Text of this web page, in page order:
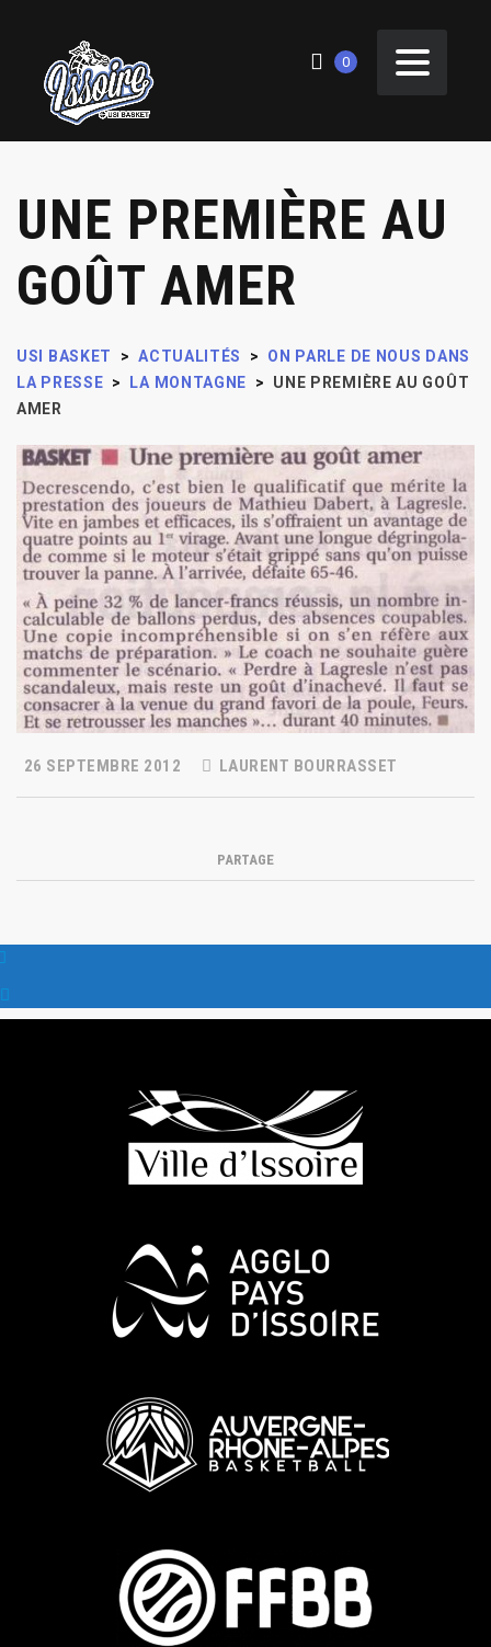
0
UNE PREMIÈRE AU
GOÛT AMER
USI BASKET > ACTUALITÉS >
ON PARLE DE NOUS DANS
LA PRESSE > LA MONTAGNE >
UNE PREMIÈRE AU GOÛT
AMER
26 SEPTEMBRE 2012 LAURENT BOURRASSET
PARTAGE